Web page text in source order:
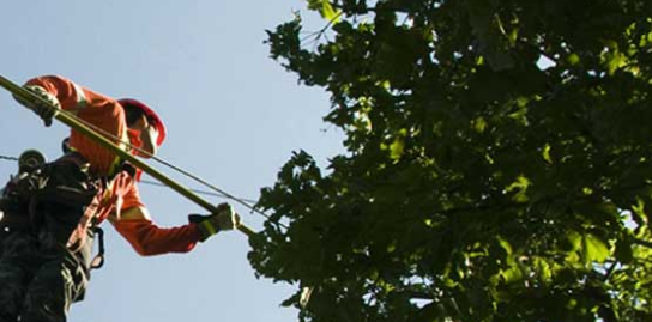
: évitez tout
en
de Renard 50
fils électriques
qui envisageraient de
ils ont intérêt à
éviter les accidents et
Confiez à Renard 50 vos
de taille de haie et les
préalables
Les opérations préalables et indispensables à la taille
incluent le dégagement de fils électriques. Cette
demande une compétence particulière et le savoir-
d’électriciens chevronnés est requis. Pour cette